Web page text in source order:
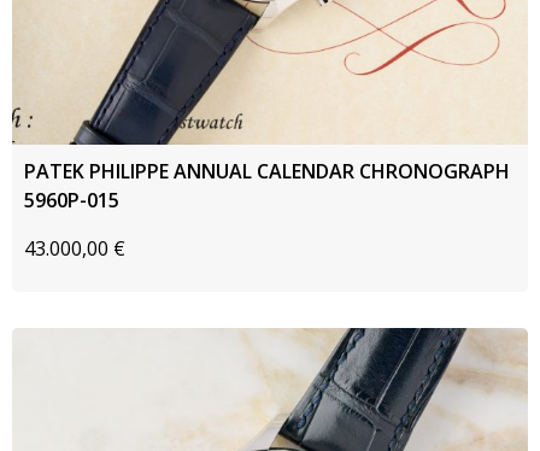
PATEK PHILIPPE ANNUAL CALENDAR CHRONOGRAPH
5960P-015
43.000,00 €